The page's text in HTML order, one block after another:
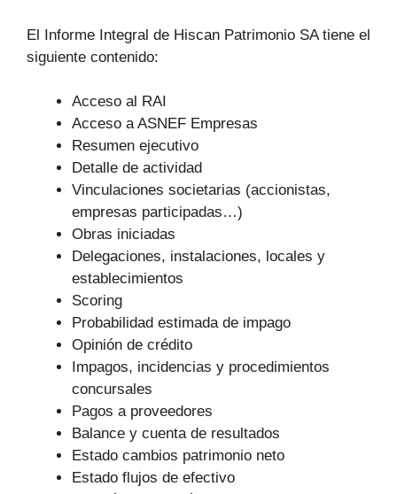
El Informe Integral de Hiscan Patrimonio SA tiene el
siguiente contenido:
Acceso al RAI
Acceso a ASNEF Empresas
Resumen ejecutivo
Detalle de actividad
Vinculaciones societarias (accionistas,
empresas participadas…)
Obras iniciadas
Delegaciones, instalaciones, locales y
establecimientos
Scoring
Probabilidad estimada de impago
Opinión de crédito
Impagos, incidencias y procedimientos
concursales
Pagos a proveedores
Balance y cuenta de resultados
Estado cambios patrimonio neto
Estado flujos de efectivo